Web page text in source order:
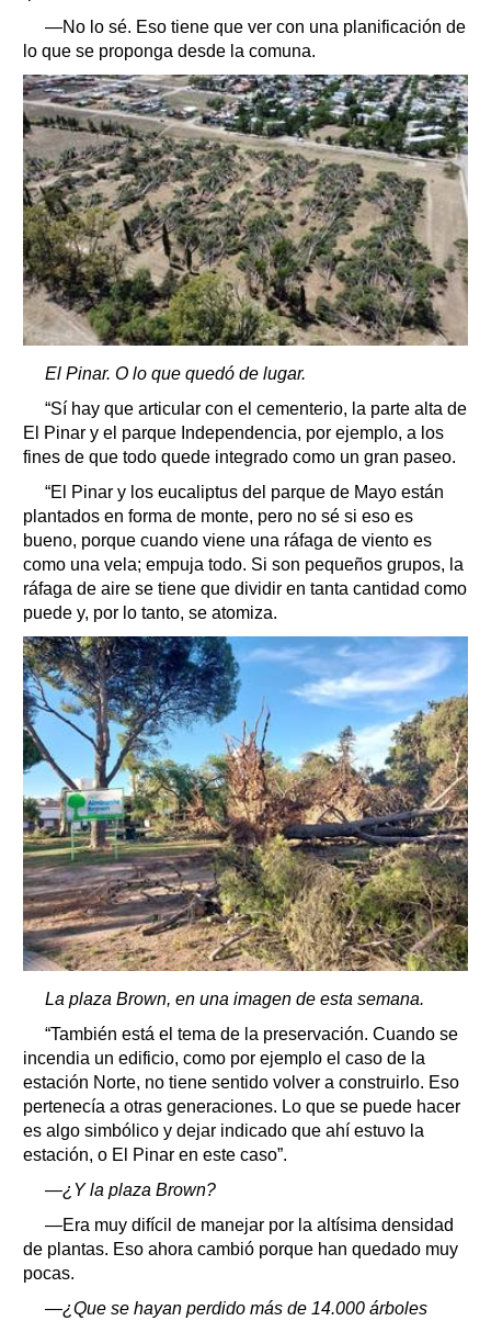
—No lo sé. Eso tiene que ver con una planificación de
lo que se proponga desde la comuna.
El Pinar. O lo que quedó de lugar.
“Sí hay que articular con el cementerio, la parte alta de
El Pinar y el parque Independencia, por ejemplo, a los
fines de que todo quede integrado como un gran paseo.
“El Pinar y los eucaliptus del parque de Mayo están
plantados en forma de monte, pero no sé si eso es
bueno, porque cuando viene una ráfaga de viento es
como una vela; empuja todo. Si son pequeños grupos, la
ráfaga de aire se tiene que dividir en tanta cantidad como
puede y, por lo tanto, se atomiza.
La plaza Brown, en una imagen de esta semana.
“También está el tema de la preservación. Cuando se
incendia un edificio, como por ejemplo el caso de la
estación Norte, no tiene sentido volver a construirlo. Eso
pertenecía a otras generaciones. Lo que se puede hacer
es algo simbólico y dejar indicado que ahí estuvo la
estación, o El Pinar en este caso”.
—¿Y la plaza Brown?
—Era muy difícil de manejar por la altísima densidad
de plantas. Eso ahora cambió porque han quedado muy
pocas.
—¿Que se hayan perdido más de 14.000 árboles